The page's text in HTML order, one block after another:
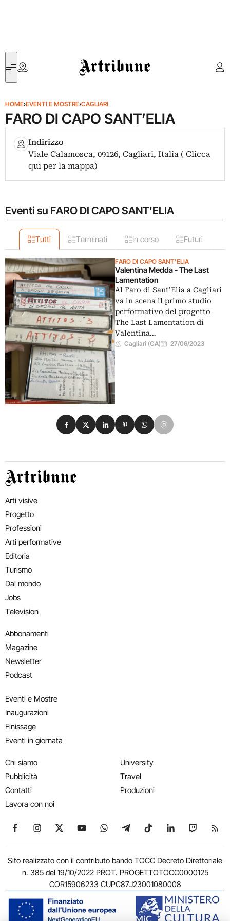
Artribune
HOME›EVENTI E MOSTRE›CAGLIARI
FARO DI CAPO SANT’ELIA
Indirizzo
Viale Calamosca, 09126, Cagliari, Italia ( Clicca
qui per la mappa)
Eventi su FARO DI CAPO SANT'ELIA
Tutti Terminati In corso Futuri
FARO DI CAPO SANT'ELIA
Valentina Medda - The Last
Lamentation
Al Faro di Sant’Elia a Cagliari
va in scena il primo studio
performativo del progetto
The Last Lamentation di
Valentina…
Cagliari (CA) 27/06/2023
Condividi su Facebook
Condividi su X
Condividi su LinkedIn
Condividi su Pinterest
Condividi su WhatsApp
Condividi su Email
Artribune
Arti visive
Progetto
Professioni
Arti performative
Editoria
Turismo
Dal mondo
Jobs
Television
Abbonamenti
Magazine
Newsletter
Podcast
Eventi e Mostre
Inaugurazioni
Finissage
Eventi in giornata
Chi siamo
Pubblicità
Contatti
Lavora con noi
University
Travel
Produzioni
Seguici su Facebook
Seguici su Instagram
Seguici su X
Seguici su YouTube
Seguici su WhatsApp
Seguici su Telegram
Seguici su TikTok
Seguici su
Seguici
Sito realizzato con il contributo bando TOCC Decreto Direttoriale
n. 385 del 19/10/2022 PROT. PROGETTOTOCC0000125
COR15906233 CUPC87J23001080008